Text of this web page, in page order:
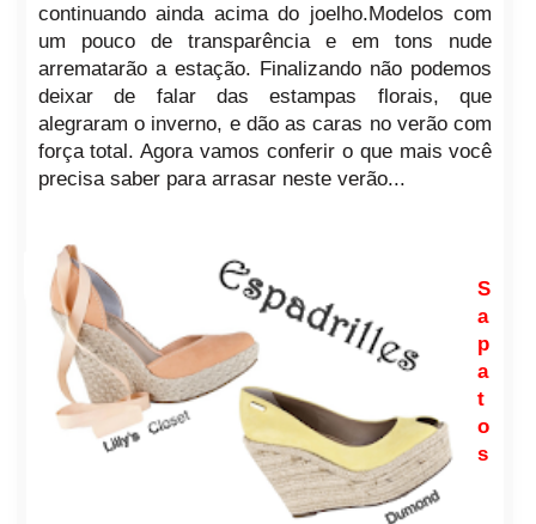
continuando ainda acima do joelho.Modelos com
um pouco de transparência e em tons nude
arrematarão a estação. Finalizando não podemos
deixar de falar das estampas florais, que
alegraram o inverno, e dão as caras no verão com
força total. Agora vamos conferir o que mais você
precisa saber para arrasar neste verão...
S
a
p
a
t
o
s